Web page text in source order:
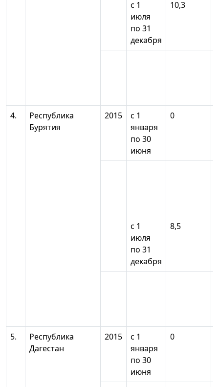
с 1
июля
по 31
декабря
10,3
4.
Республика
Бурятия
2015
с 1
января
по 30
июня
0
с 1
июля
по 31
декабря
8,5
5.
Республика
Дагестан
2015
с 1
января
по 30
июня
0